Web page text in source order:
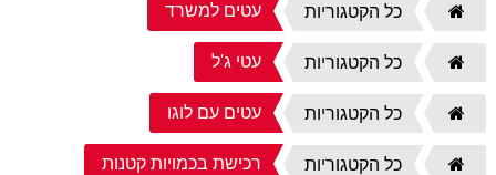
דף
הבית
כל הקטגוריות עטים למשרד
דף
הבית
כל הקטגוריות עטי ג'ל
דף
הבית
כל הקטגוריות עטים עם לוגו
דף
כל הקטגוריות רכישת בכמויות קטנות